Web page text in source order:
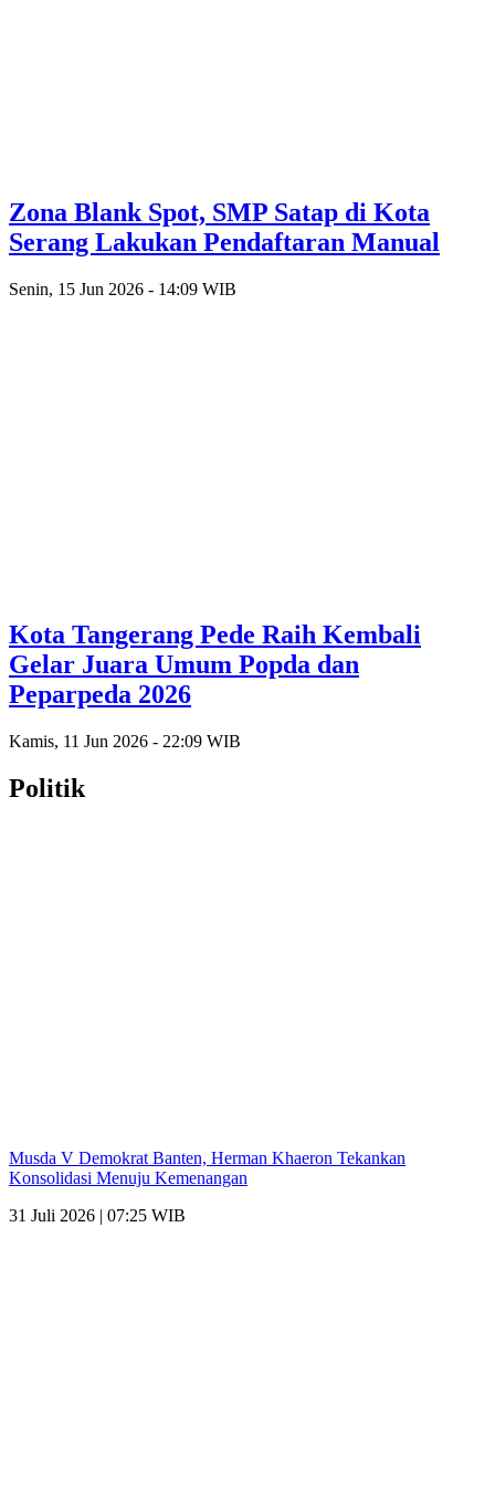
Zona Blank Spot, SMP Satap di Kota
Serang Lakukan Pendaftaran Manual
Senin, 15 Jun 2026 - 14:09 WIB
Kota Tangerang Pede Raih Kembali
Gelar Juara Umum Popda dan
Peparpeda 2026
Kamis, 11 Jun 2026 - 22:09 WIB
Politik
Musda V Demokrat Banten, Herman Khaeron Tekankan
Konsolidasi Menuju Kemenangan
31 Juli 2026 | 07:25 WIB